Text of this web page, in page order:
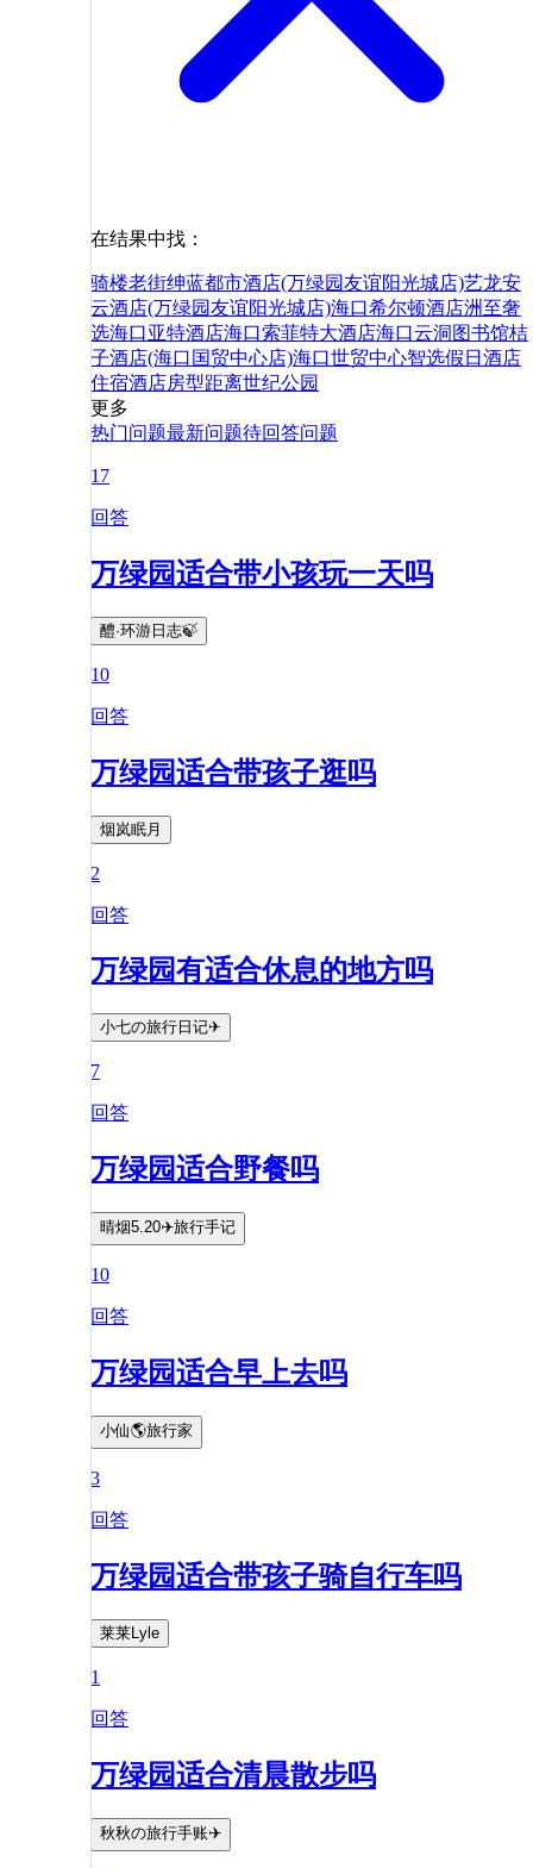
在结果中找：
骑楼老街绅蓝都市酒店(万绿园友谊阳光城店)艺龙安
云酒店(万绿园友谊阳光城店)海口希尔顿酒店洲至奢
选海口亚特酒店海口索菲特大酒店海口云洞图书馆桔
子酒店(海口国贸中心店)海口世贸中心智选假日酒店
住宿酒店房型距离世纪公园
更多
热门问题最新问题待回答问题
17
回答
万绿园适合带小孩玩一天吗
醴·环游日志🍃
10
回答
万绿园适合带孩子逛吗
烟岚眠月
2
回答
万绿园有适合休息的地方吗
小七の旅行日记✈
7
回答
万绿园适合野餐吗
晴烟5.20✈️旅行手记
10
回答
万绿园适合早上去吗
小仙🌎旅行家
3
回答
万绿园适合带孩子骑自行车吗
莱莱Lyle
1
回答
万绿园适合清晨散步吗
秋秋の旅行手账✈️